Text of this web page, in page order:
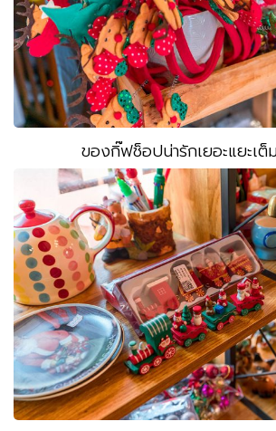
ของกิ๊ฟช็อปน่ารักเยอะแยะเต็